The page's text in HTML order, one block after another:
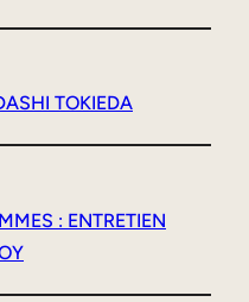
TOKIEDA
: ENTRETIEN